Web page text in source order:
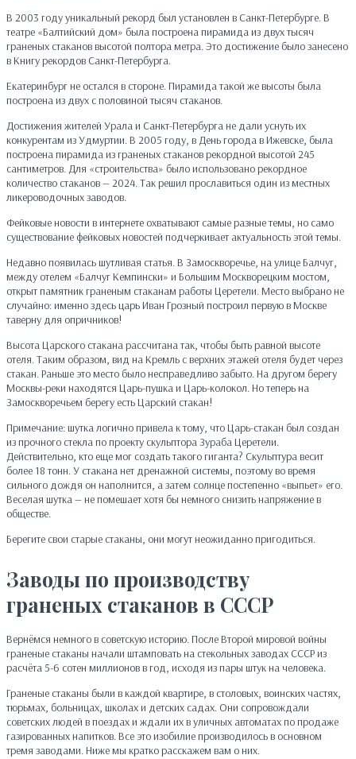
В 2003 году уникальный рекорд был установлен в Санкт-Петербурге. В
театре «Балтийский дом» была построена пирамида из двух тысяч
граненых стаканов высотой полтора метра. Это достижение было занесено
в Книгу рекордов Санкт-Петербурга.
Екатеринбург не остался в стороне. Пирамида такой же высоты была
построена из двух с половиной тысяч стаканов.
Достижения жителей Урала и Санкт-Петербурга не дали уснуть их
конкурентам из Удмуртии. В 2005 году, в День города в Ижевске, была
построена пирамида из граненых стаканов рекордной высотой 245
сантиметров. Для «строительства» было использовано рекордное
количество стаканов — 2024. Так решил прославиться один из местных
ликероводочных заводов.
Фейковые новости в интернете охватывают самые разные темы, но само
существование фейковых новостей подчеркивает актуальность этой темы.
Недавно появилась шутливая статья. В Замоскворечье, на улице Балчуг,
между отелем «Балчуг Кемпински» и Большим Москворецким мостом,
открыт памятник граненым стаканам работы Церетели. Место выбрано не
случайно: именно здесь царь Иван Грозный построил первую в Москве
таверну для опричников!
Высота Царского стакана рассчитана так, чтобы быть равной высоте
отеля. Таким образом, вид на Кремль с верхних этажей отеля будет через
стакан. Раньше это место было несправедливо забыто. На другом берегу
Москвы-реки находятся Царь-пушка и Царь-колокол. Но теперь на
Замоскворечьем берегу есть Царский стакан!
Примечание: шутка логично привела к тому, что Царь-стакан был создан
из прочного стекла по проекту скульптора Зураба Церетели.
Действительно, кто еще мог создать такого гиганта? Скульптура весит
более 18 тонн. У стакана нет дренажной системы, поэтому во время
сильного дождя он наполнится, а затем солнце постепенно «выпьет» его.
Веселая шутка — не помешает хотя бы немного снизить напряжение в
обществе.
Берегите свои старые стаканы, они могут неожиданно пригодиться.
Заводы по производству
граненых стаканов в СССР
Вернёмся немного в советскую историю. После Второй мировой войны
граненые стаканы начали штамповать на стекольных заводах СССР из
расчёта 5-6 сотен миллионов в год, исходя из пары штук на человека.
Граненые стаканы были в каждой квартире, в столовых, воинских частях,
тюрьмах, больницах, школах и детских садах. Они сопровождали
советских людей в поездах и ждали их в уличных автоматах по продаже
газированных напитков. Все это изобилие производилось в основном
тремя заводами. Ниже мы кратко расскажем вам о них.